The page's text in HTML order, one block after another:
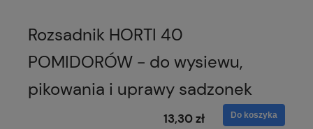
Rozsadnik HORTI 40
POMIDORÓW - do wysiewu,
pikowania i uprawy sadzonek
13,30 zł Do koszyka